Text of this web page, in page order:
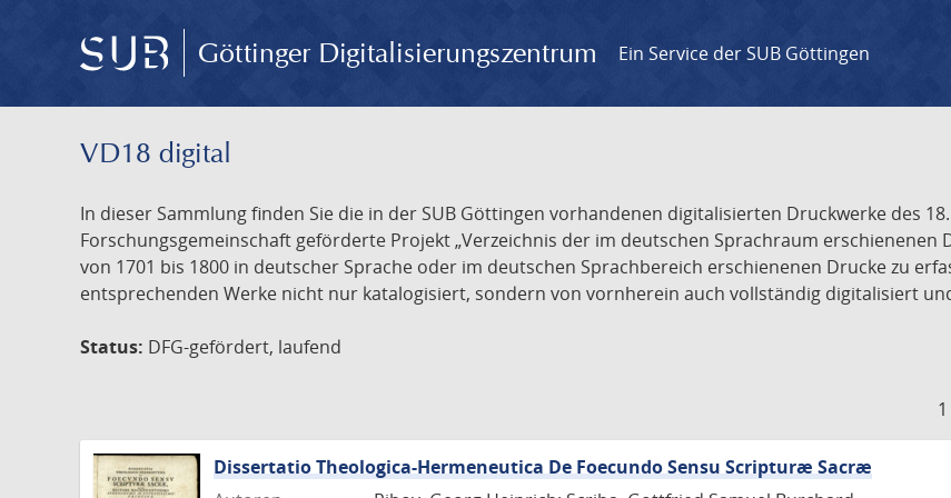
Göttinger Digitalisierungszentrum Ein Service der SUB Göttingen
VD18 digital
In dieser Sammlung finden Sie die in der SUB Göttingen vorhandenen digitalisierten Druckwerke des
Forschungsgemeinschaft geförderte Projekt „Verzeichnis der im deutschen Sprachraum erschienenen
von 1701 bis 1800 in deutscher Sprache oder im deutschen Sprachbereich erschienenen Drucke zu
entsprechenden Werke nicht nur katalogisiert, sondern von vornherein auch vollständig digitalisiert
Status: DFG-gefördert, laufend
Dissertatio Theologica-Hermeneutica De Foecundo Sensu Scripturæ Sacræ